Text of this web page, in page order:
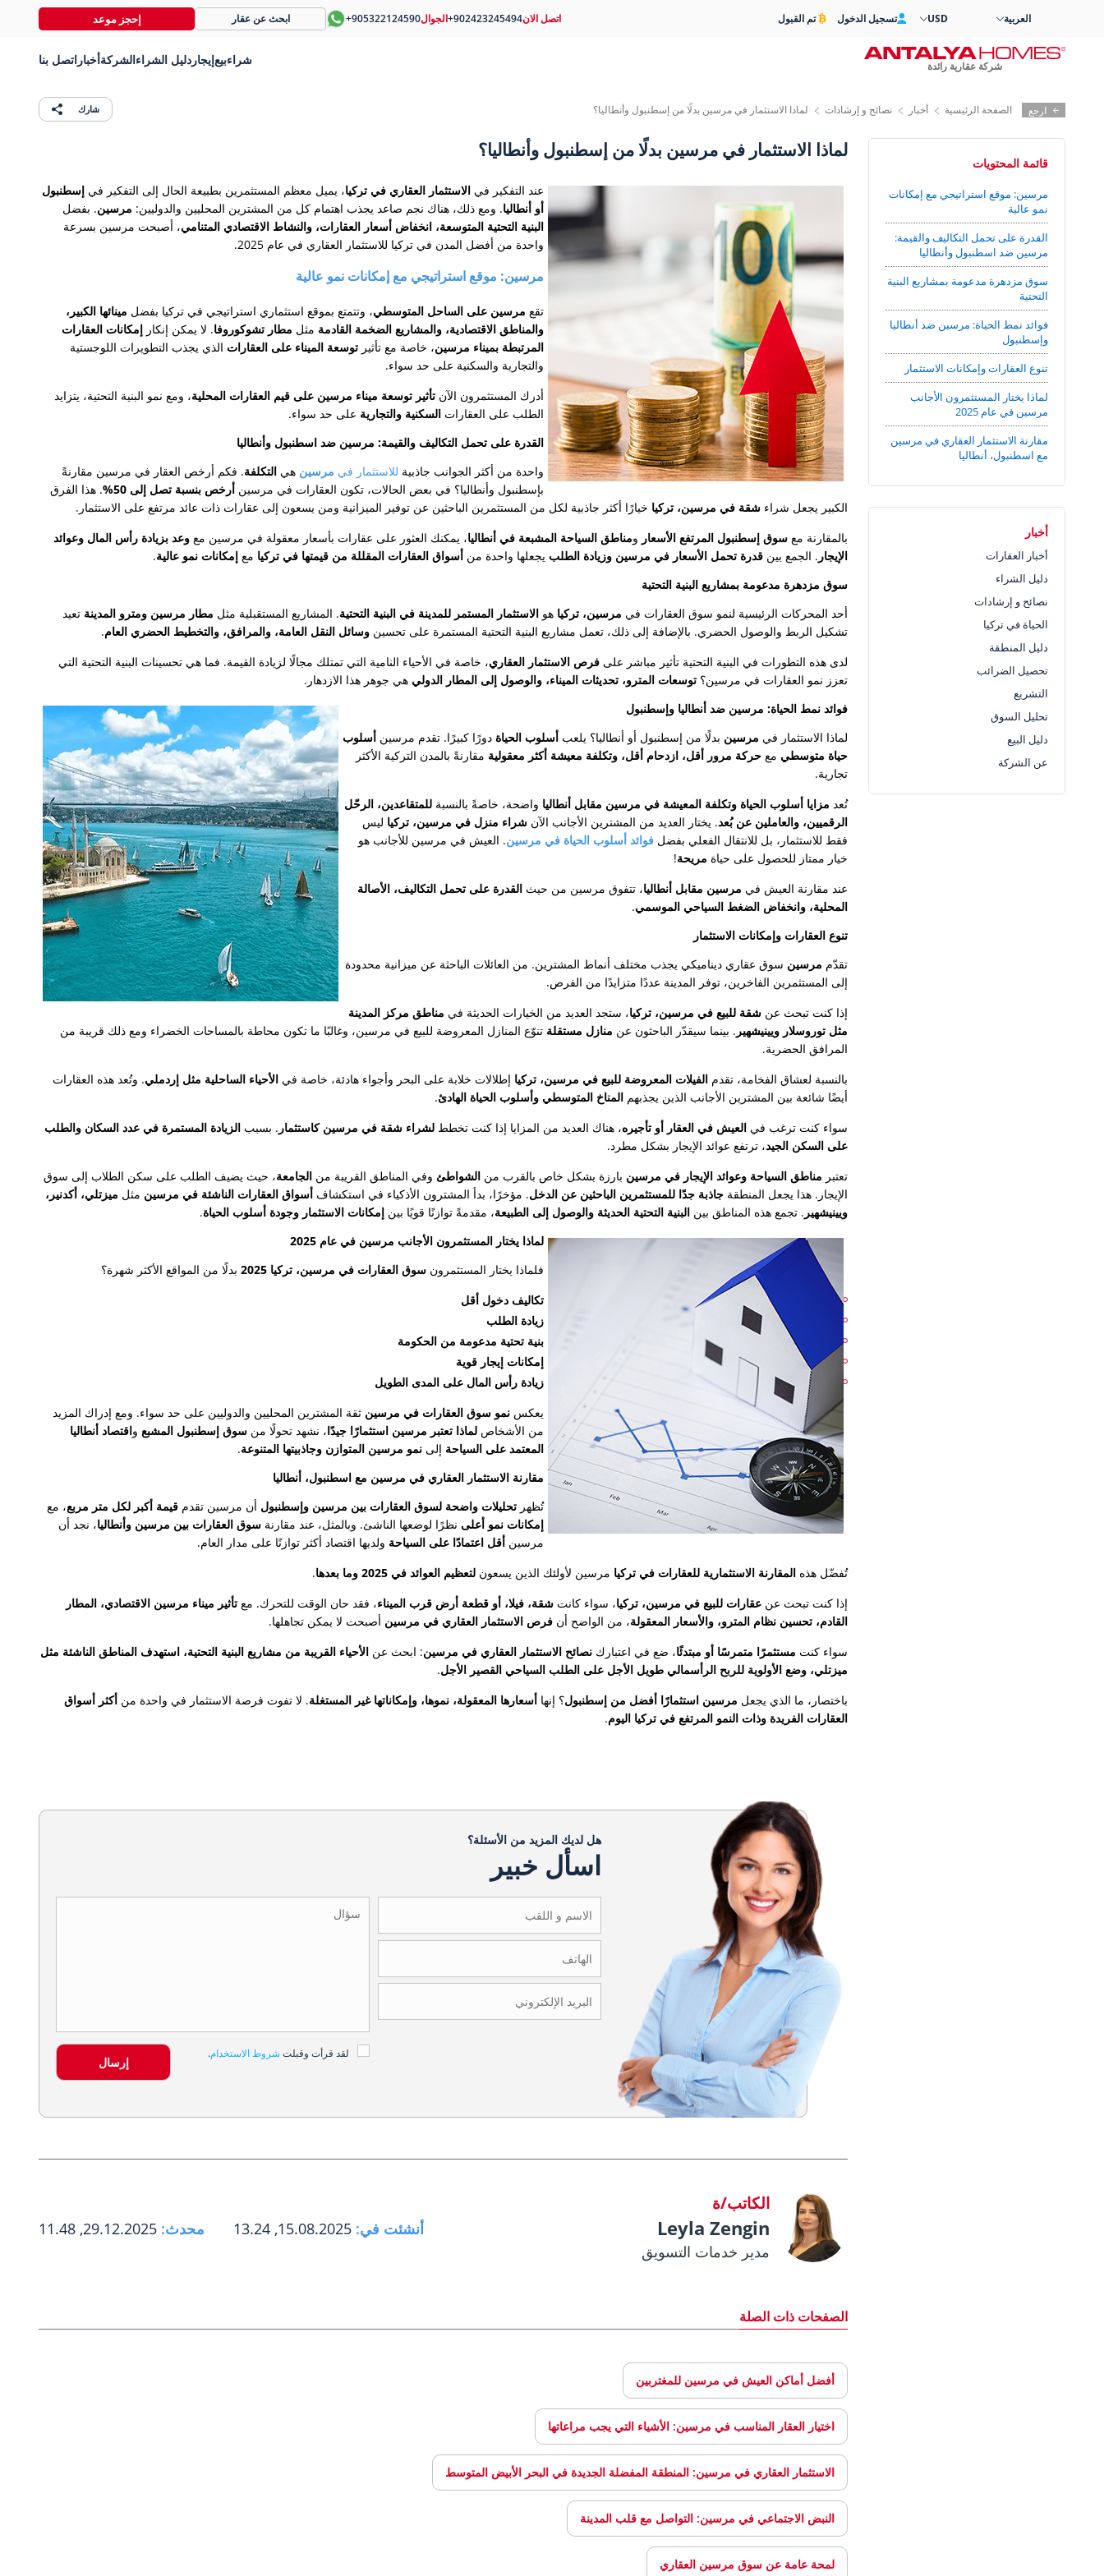
ارجع الصفحة الرئيسية أخبار نصائح و إرشادات لماذا الاستثمار في مرسين بدلًا من إسطنبول وأنطاليا؟ شارك
قائمة المحتويات
مرسين: موقع استراتيجي مع إمكانات
نمو عالية
القدرة على تحمل التكاليف والقيمة:
مرسين ضد اسطنبول وأنطاليا
سوق مزدهرة مدعومة بمشاريع البنية
التحتية
فوائد نمط الحياة: مرسين ضد أنطاليا
وإسطنبول
تنوع العقارات وإمكانات الاستثمار
لماذا يختار المستثمرون الأجانب
مرسين في عام 2025
مقارنة الاستثمار العقاري في مرسين
مع اسطنبول، أنطاليا
أخبار
أخبار العقارات
دليل الشراء
نصائح و إرشادات
الحياة في تركيا
دليل المنطقة
تحصيل الضرائب
التشريع
تحليل السوق
دليل البيع
عن الشركة
لماذا الاستثمار في مرسين بدلًا من إسطنبول وأنطاليا؟
عند التفكير في الاستثمار العقاري في تركيا، يميل معظم المستثمرين بطبيعة الحال إلى التفكير في إسطنبول
أو أنطاليا. ومع ذلك، هناك نجم صاعد يجذب اهتمام كل من المشترين المحليين والدوليين: مرسين. بفضل
البنية التحتية المتوسعة، انخفاض أسعار العقارات، والنشاط الاقتصادي المتنامي، أصبحت مرسين بسرعة
واحدة من أفضل المدن في تركيا للاستثمار العقاري في عام 2025.
مرسين: موقع استراتيجي مع إمكانات نمو عالية
تقع مرسين على الساحل المتوسطي، وتتمتع بموقع استثماري استراتيجي في تركيا بفضل مينائها الكبير،
والمناطق الاقتصادية، والمشاريع الضخمة القادمة مثل مطار تشوكوروفا. لا يمكن إنكار إمكانات العقارات
المرتبطة بميناء مرسين، خاصة مع تأثير توسعة الميناء على العقارات الذي يجذب التطويرات اللوجستية
والتجارية والسكنية على حد سواء.
أدرك المستثمرون الآن تأثير توسعة ميناء مرسين على قيم العقارات المحلية، ومع نمو البنية التحتية، يتزايد
الطلب على العقارات السكنية والتجارية على حد سواء.
القدرة على تحمل التكاليف والقيمة: مرسين ضد اسطنبول وأنطاليا
واحدة من أكثر الجوانب جاذبية للاستثمار في مرسين هي التكلفة. فكم أرخص العقار في مرسين مقارنةً
بإسطنبول وأنطاليا؟ في بعض الحالات، تكون العقارات في مرسين أرخص بنسبة تصل إلى 50%
. هذا الفرق
الكبير يجعل شراء شقة في مرسين، تركيا خيارًا أكثر جاذبية لكل من المستثمرين الباحثين عن توفير الميزانية ومن يسعون إلى عقارات ذات عائد مرتفع على الاستثمار.
بالمقارنة مع سوق إسطنبول المرتفع الأسعار ومناطق السياحة المشبعة في أنطاليا، يمكنك العثور على عقارات بأسعار معقولة في مرسين مع وعد بزيادة رأس المال وعوائد
الإيجار . الجمع بين قدرة تحمل الأسعار في مرسين وزيادة الطلب يجعلها واحدة من أسواق العقارات المقللة من قيمتها في تركيا مع إمكانات نمو عالية.
سوق مزدهرة مدعومة بمشاريع البنية التحتية
أحد المحركات الرئيسية لنمو سوق العقارات في مرسين، تركيا هو الاستثمار المستمر للمدينة في البنية التحتية. المشاريع المستقبلية مثل مطار مرسين ومترو المدينة تعيد
تشكيل الربط والوصول الحضري. بالإضافة إلى ذلك، تعمل مشاريع البنية التحتية المستمرة على تحسين وسائل النقل العامة، والمرافق، والتخطيط الحضري العام.
لدى هذه التطورات في البنية التحتية تأثير مباشر على فرص الاستثمار العقاري، خاصة في الأحياء النامية التي تمتلك مجالًا لزيادة القيمة. فما هي تحسينات البنية التحتية التي
تعزز نمو العقارات في مرسين؟ توسعات المترو، تحديثات الميناء، والوصول إلى المطار الدولي هي جوهر هذا الازدهار.
فوائد نمط الحياة: مرسين ضد أنطاليا وإسطنبول
لماذا الاستثمار في مرسين بدلًا من إسطنبول أو أنطاليا؟ يلعب أسلوب الحياة دورًا كبيرًا. تقدم مرسين أسلوب
حياة متوسطي مع حركة مرور أقل، ازدحام أقل، وتكلفة معيشة أكثر معقولية مقارنةً بالمدن التركية الأكثر
تجارية.
تُعد مزايا أسلوب الحياة وتكلفة المعيشة في مرسين مقابل أنطاليا واضحة، خاصةً بالنسبة للمتقاعدين، الرحّل
الرقميين، والعاملين عن بُعد. يختار العديد من المشترين الأجانب الآن شراء منزل في مرسين، تركيا ليس
فقط للاستثمار، بل للانتقال الفعلي بفضل فوائد أسلوب الحياة في مرسين. العيش في مرسين للأجانب هو
خيار ممتاز للحصول على حياة مريحة!
عند مقارنة العيش في مرسين مقابل أنطاليا، تتفوق مرسين من حيث القدرة على تحمل التكاليف، الأصالة
المحلية، وانخفاض الضغط السياحي الموسمي.
تنوع العقارات وإمكانات الاستثمار
تقدّم مرسين سوق عقاري ديناميكي يجذب مختلف أنماط المشترين. من العائلات الباحثة عن ميزانية محدودة
إلى المستثمرين الفاخرين، توفر المدينة عددًا متزايدًا من الفرص.
إذا كنت تبحث عن شقة للبيع في مرسين، تركيا، ستجد العديد من الخيارات الحديثة في مناطق مركز المدينة
مثل توروسلار ويينيشهير . بينما سيقدّر الباحثون عن منازل مستقلة تنوّع المنازل المعروضة للبيع في مرسين، وغالبًا ما تكون محاطة بالمساحات الخضراء ومع ذلك قريبة من
المرافق الحضرية.
بالنسبة لعشاق الفخامة، تقدم الفيلات المعروضة للبيع في مرسين، تركيا إطلالات خلابة على البحر وأجواء هادئة، خاصة في الأحياء الساحلية مثل إردملي. وتُعد هذه العقارات
أيضًا شائعة بين المشترين الأجانب الذين يجذبهم المناخ المتوسطي وأسلوب الحياة الهادئ.
سواء كنت ترغب في العيش في العقار أو تأجيره، هناك العديد من المزايا إذا كنت تخطط لشراء شقة في مرسين كاستثمار . بسبب الزيادة المستمرة في عدد السكان والطلب
على السكن الجيد، ترتفع عوائد الإيجار بشكل مطرد.
تعتبر مناطق السياحة وعوائد الإيجار في مرسين بارزة بشكل خاص بالقرب من الشواطئ وفي المناطق القريبة من الجامعة، حيث يضيف الطلب على سكن الطلاب إلى سوق
الإيجار. هذا يجعل المنطقة جاذبة جدًا للمستثمرين الباحثين عن الدخل. مؤخرًا، بدأ المشترون الأذكياء في استكشاف أسواق العقارات الناشئة في مرسين مثل ميزتلي، أكدنير،
ويينيشهير . تجمع هذه المناطق بين البنية التحتية الحديثة والوصول إلى الطبيعة، مقدمةً توازنًا قويًا بين إمكانات الاستثمار وجودة أسلوب الحياة.
لماذا يختار المستثمرون الأجانب مرسين في عام 2025
فلماذا يختار المستثمرون سوق العقارات في مرسين، تركيا 2025
بدلًا من المواقع الأكثر شهرة؟
تكاليف دخول أقل
زيادة الطلب
بنية تحتية مدعومة من الحكومة
إمكانات إيجار قوية
زيادة رأس المال على المدى الطويل
يعكس نمو سوق العقارات في مرسين ثقة المشترين المحليين والدوليين على حد سواء. ومع إدراك المزيد
من الأشخاص لماذا تعتبر مرسين استثمارًا جيدًا، نشهد تحولًا من سوق إسطنبول المشبع واقتصاد أنطاليا
المعتمد على السياحة إلى نمو مرسين المتوازن وجاذبيتها المتنوعة.
مقارنة الاستثمار العقاري في مرسين مع اسطنبول، أنطاليا
تُظهر تحليلات واضحة لسوق العقارات بين مرسين وإسطنبول أن مرسين تقدم قيمة أكبر لكل متر مربع، مع
إمكانات نمو أعلى نظرًا لوضعها الناشئ. وبالمثل، عند مقارنة سوق العقارات بين مرسين وأنطاليا، نجد أن
مرسين أقل اعتمادًا على السياحة ولديها اقتصاد أكثر توازنًا على مدار العام.
تُفضّل هذه المقارنة الاستثمارية للعقارات في تركيا مرسين لأولئك الذين يسعون لتعظيم العوائد في 2025 وما بعدها
.
إذا كنت تبحث عن عقارات للبيع في مرسين، تركيا، سواء كانت شقة، فيلا، أو قطعة أرض قرب الميناء، فقد حان الوقت للتحرك. مع تأثير ميناء مرسين الاقتصادي، المطار
القادم، تحسين نظام المترو، والأسعار المعقولة، من الواضح أن فرص الاستثمار العقاري في مرسين أصبحت لا يمكن تجاهلها.
سواء كنت مستثمرًا متمرسًا أو مبتدئًا، ضع في اعتبارك نصائح الاستثمار العقاري في مرسين: ابحث عن الأحياء القريبة من مشاريع البنية التحتية، استهدف المناطق الناشئة مثل
ميزتلي، وضع الأولوية للربح الرأسمالي طويل الأجل على الطلب السياحي القصير الأجل.
باختصار، ما الذي يجعل مرسين استثمارًا أفضل من إسطنبول؟ إنها أسعارها المعقولة، نموها، وإمكاناتها غير المستغلة. لا تفوت فرصة الاستثمار في واحدة من أكثر أسواق
العقارات الفريدة وذات النمو المرتفع في تركيا اليوم.
هل لديك المزيد من الأسئلة؟
اسأل خبير
لقد قرأت وقبلت شروط الاستخدام.
إرسال
الكاتب/ة
Leyla Zengin
مدير خدمات التسويق
أنشئت في: محدث:
الصفحات ذات الصلة
أفضل أماكن العيش في مرسين للمغتربين
اختيار العقار المناسب في مرسين: الأشياء التي يجب مراعاتها
الاستثمار العقاري في مرسين: المنطقة المفضلة الجديدة في البحر الأبيض المتوسط
النبض الاجتماعي في مرسين: التواصل مع قلب المدينة
لمحة عامة عن سوق مرسين العقاري
العربية USD تسجيل الدخول تم القبول
شركة عقارية رائدة
اتصل الان+902423245494الجوال+905322124590 ابحث عن عقار إحجز موعد
شراءبيعإيجار دليل الشراءالشركةأخبار اتصل بنا